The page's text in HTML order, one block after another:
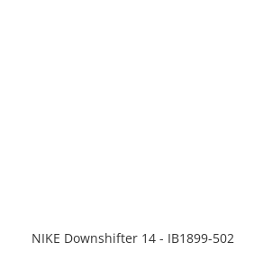
NIKE Downshifter 14 - IB1899-502